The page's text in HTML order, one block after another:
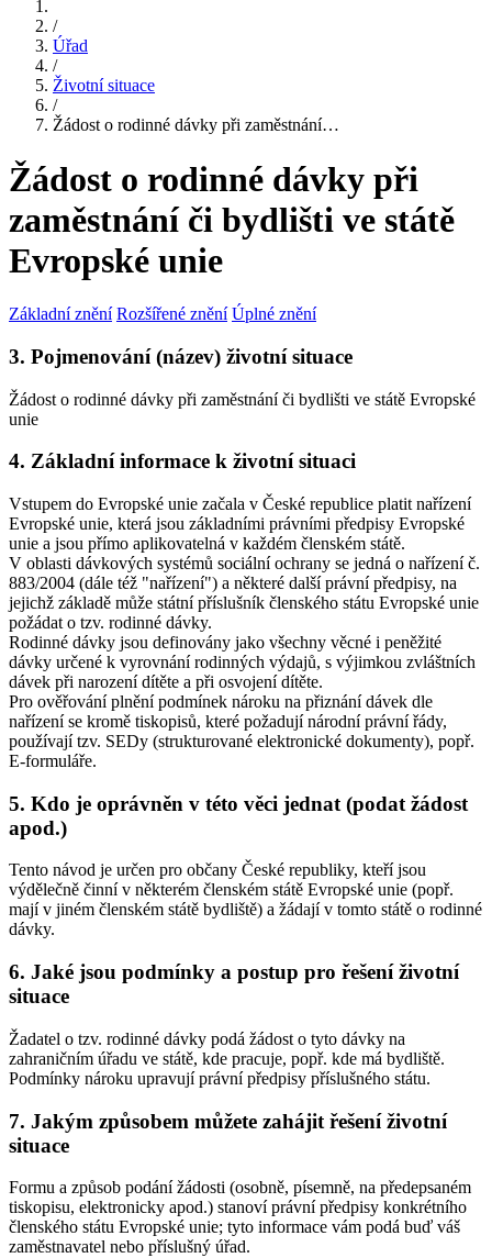
/
Úřad
/
Životní situace
/
Žádost o rodinné dávky při zaměstnání…
Žádost o rodinné dávky při
zaměstnání či bydlišti ve státě
Evropské unie
Základní znění Rozšířené znění Úplné znění
3. Pojmenování (název) životní situace
Žádost o rodinné dávky při zaměstnání či bydlišti ve státě Evropské
unie
4. Základní informace k životní situaci
Vstupem do Evropské unie začala v České republice platit nařízení
Evropské unie, která jsou základními právními předpisy Evropské
unie a jsou přímo aplikovatelná v každém členském státě.
V oblasti dávkových systémů sociální ochrany se jedná o nařízení č.
883/2004 (dále též "nařízení") a některé další právní předpisy, na
jejichž základě může státní příslušník členského státu Evropské unie
požádat o tzv. rodinné dávky.
Rodinné dávky jsou definovány jako všechny věcné i peněžité
dávky určené k vyrovnání rodinných výdajů, s výjimkou zvláštních
dávek při narození dítěte a při osvojení dítěte.
Pro ověřování plnění podmínek nároku na přiznání dávek dle
nařízení se kromě tiskopisů, které požadují národní právní řády,
používají tzv. SEDy (strukturované elektronické dokumenty), popř.
E-formuláře.
5. Kdo je oprávněn v této věci jednat (podat žádost
apod.)
Tento návod je určen pro občany České republiky, kteří jsou
výdělečně činní v některém členském státě Evropské unie (popř.
mají v jiném členském státě bydliště) a žádají v tomto státě o rodinné
dávky.
6. Jaké jsou podmínky a postup pro řešení životní
situace
Žadatel o tzv. rodinné dávky podá žádost o tyto dávky na
zahraničním úřadu ve státě, kde pracuje, popř. kde má bydliště.
Podmínky nároku upravují právní předpisy příslušného státu.
7. Jakým způsobem můžete zahájit řešení životní
situace
Formu a způsob podání žádosti (osobně, písemně, na předepsaném
tiskopisu, elektronicky apod.) stanoví právní předpisy konkrétního
členského státu Evropské unie; tyto informace vám podá buď váš
zaměstnavatel nebo příslušný úřad.